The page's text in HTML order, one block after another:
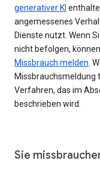
generativer KI
angemessenes
Dienste nutzt. Wenn
nicht befolgen,
Missbrauch melden.
Missbrauchsmeldung
Verfahren, das im
beschrieben wird.
Sie